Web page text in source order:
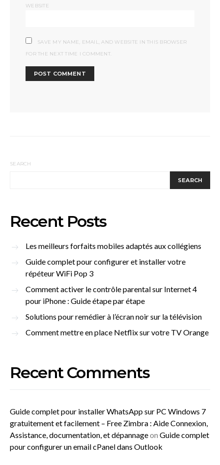
WEBSITE
SAVE MY NAME, EMAIL, AND WEBSITE IN THIS BROWSER
FOR THE NEXT TIME I COMMENT.
SEARCH
SEARCH
Recent Posts
Les meilleurs forfaits mobiles adaptés aux collégiens
Guide complet pour configurer et installer votre
répéteur WiFi Pop 3
Comment activer le contrôle parental sur Internet 4
pour iPhone : Guide étape par étape
Solutions pour remédier à l’écran noir sur la télévision
Comment mettre en place Netflix sur votre TV Orange
Recent Comments
Guide complet pour installer WhatsApp sur PC Windows 7
gratuitement et facilement – Free Zimbra : Aide Connexion,
Assistance, documentation, et dépannageon Guide complet
pour configurer un email cPanel dans Outlook